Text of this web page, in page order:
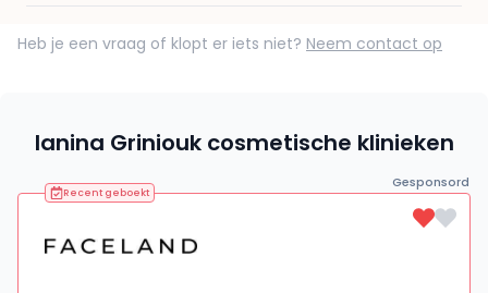
Heb je een vraag of klopt er iets niet? Neem contact op
Ianina Griniouk cosmetische klinieken
Gesponsord
Recent geboekt